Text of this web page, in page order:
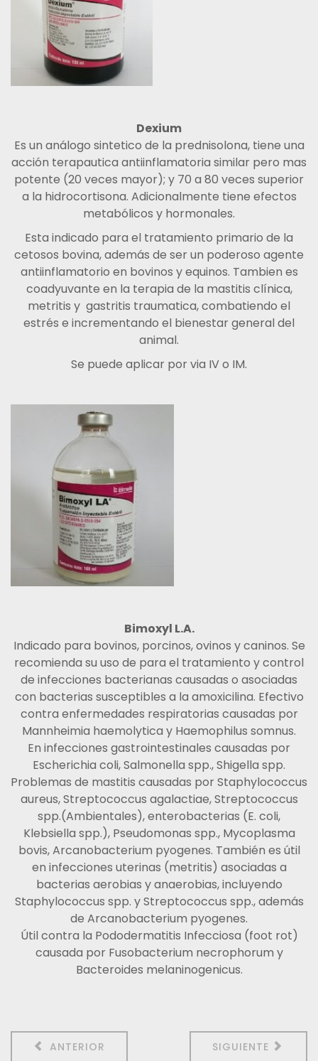
Dexium
Es un análogo sintetico de la prednisolona, tiene una
acción terapautica antiinflamatoria similar pero mas
potente (20 veces mayor); y 70 a 80 veces superior
a la hidrocortisona. Adicionalmente tiene efectos
metabólicos y hormonales.
Esta indicado para el tratamiento primario de la
cetosos bovina, además de ser un poderoso agente
antiinflamatorio en bovinos y equinos. Tambien es
coadyuvante en la terapia de la mastitis clínica,
metritis y gastritis traumatica, combatiendo el
estrés e incrementando el bienestar general del
animal.
Se puede aplicar por via IV o IM.
Bimoxyl L.A.
Indicado para bovinos, porcinos, ovinos y caninos. Se
recomienda su uso de para el tratamiento y control
de infecciones bacterianas causadas o asociadas
con bacterias susceptibles a la amoxicilina. Efectivo
contra enfermedades respiratorias causadas por
Mannheimia haemolytica y Haemophilus somnus.
En infecciones gastrointestinales causadas por
Escherichia coli, Salmonella spp., Shigella spp.
Problemas de mastitis causadas por Staphylococcus
aureus, Streptococcus agalactiae, Streptococcus
spp.(Ambientales), enterobacterias (E. coli,
Klebsiella spp.), Pseudomonas spp., Mycoplasma
bovis, Arcanobacterium pyogenes. También es útil
en infecciones uterinas (metritis) asociadas a
bacterias aerobias y anaerobias, incluyendo
Staphylococcus spp. y Streptococcus spp., además
de Arcanobacterium pyogenes.
Útil contra la Pododermatitis Infecciosa (foot rot)
causada por Fusobacterium necrophorum y
Bacteroides melaninogenicus.
ANTERIOR SIGUIENTE